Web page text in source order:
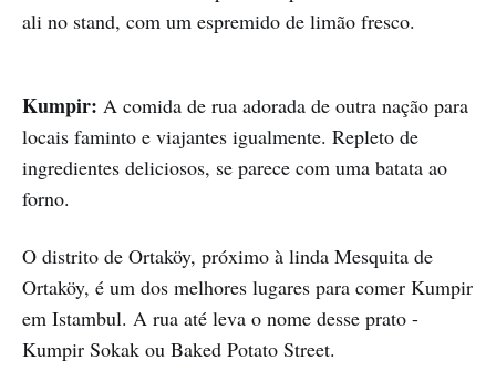
ali no stand, com um espremido de limão fresco.
Kumpir: A comida de rua adorada de outra nação para
locais faminto e viajantes igualmente. Repleto de
ingredientes deliciosos, se parece com uma batata ao
forno.
O distrito de Ortaköy, próximo à linda Mesquita de
Ortaköy, é um dos melhores lugares para comer Kumpir
em Istambul. A rua até leva o nome desse prato -
Kumpir Sokak ou Baked Potato Street.